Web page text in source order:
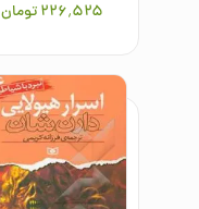
۲۲۶٬۵۲۵ تومان